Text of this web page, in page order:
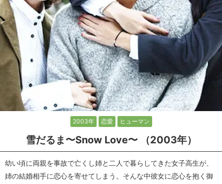
2003年 恋愛 ヒューマン
雪だるま〜Snow Love〜 （2003年）
幼い頃に両親を事故で亡くし姉と二人で暮らしてきた女子高生が、
姉の結婚相手に恋心を寄せてしまう。そんな中彼女に恋心を抱く御